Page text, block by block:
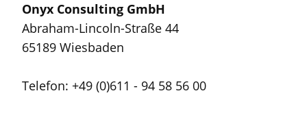
Onyx Consulting GmbH
Abraham-Lincoln-Straße 44
65189 Wiesbaden
Telefon: +49 (0)611 - 94 58 56 00